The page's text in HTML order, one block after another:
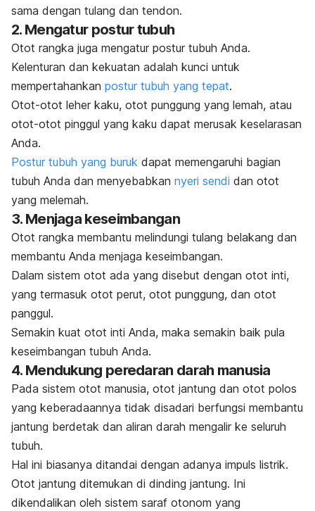
sama dengan tulang dan tendon.
2. Mengatur postur tubuh
Otot rangka juga mengatur postur tubuh Anda.
Kelenturan dan kekuatan adalah kunci untuk
mempertahankan postur tubuh yang tepat.
Otot-otot leher kaku, otot punggung yang lemah, atau
otot-otot pinggul yang kaku dapat merusak keselarasan
Anda.
Postur tubuh yang buruk dapat memengaruhi bagian
tubuh Anda dan menyebabkan nyeri sendi dan otot
yang melemah.
3. Menjaga keseimbangan
Otot rangka membantu melindungi tulang belakang dan
membantu Anda menjaga keseimbangan.
Dalam sistem otot ada yang disebut dengan otot inti,
yang termasuk otot perut, otot punggung, dan otot
panggul.
Semakin kuat otot inti Anda, maka semakin baik pula
keseimbangan tubuh Anda.
4. Mendukung peredaran darah manusia
Pada sistem otot manusia, otot jantung dan otot polos
yang keberadaannya tidak disadari berfungsi membantu
jantung berdetak dan aliran darah mengalir ke seluruh
tubuh.
Hal ini biasanya ditandai dengan adanya impuls listrik.
Otot jantung ditemukan di dinding jantung. Ini
dikendalikan oleh sistem saraf otonom yang